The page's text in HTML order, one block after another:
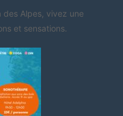
des Alpes, vivez une
et sensations.